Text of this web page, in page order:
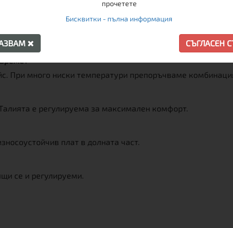
При много ниски температури препоръчваме
е регулируема за максимален комфорт.
плат в долната част.
се и регулируеми.
прочетете
Бисквитки - пълна информация
СЪГЛАСЕН